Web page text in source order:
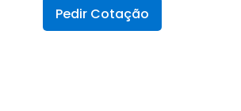
Pedir Cotação